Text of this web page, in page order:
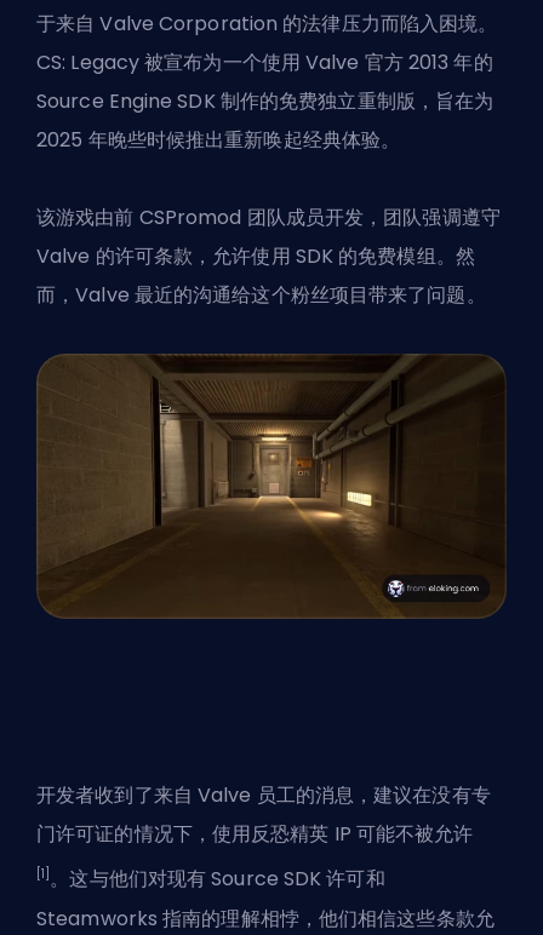
于来自Valve Corporation 的法律压力而陷入困境。
CS: Legacy 被宣布为一个使用 Valve 官方 2013 年的
Source Engine SDK 制作的免费独立重制版，旨在为
2025 年晚些时候推出重新唤起经典体验。
该游戏由前 CSPromod 团队成员开发，团队强调遵守
Valve 的许可条款，允许使用 SDK 的免费模组。然
而，Valve 最近的沟通给这个粉丝项目带来了问题。
开发者收到了来自 Valve 员工的消息，建议在没有专
门许可证的情况下，使用反恐精英 IP 可能不被允许
[1] 。这与他们对现有 Source SDK 许可和
Steamworks 指南的理解相悖，他们相信这些条款允